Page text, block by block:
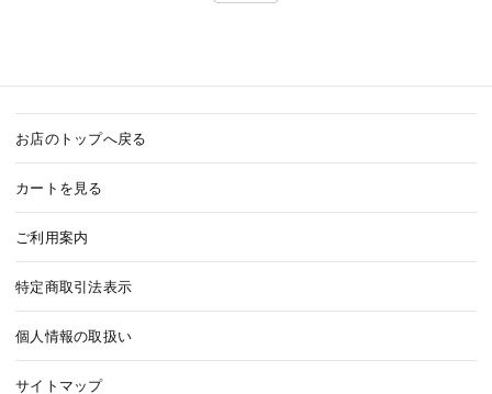
お店のトップへ戻る
カートを見る
ご利用案内
特定商取引法表示
個人情報の取扱い
サイトマップ